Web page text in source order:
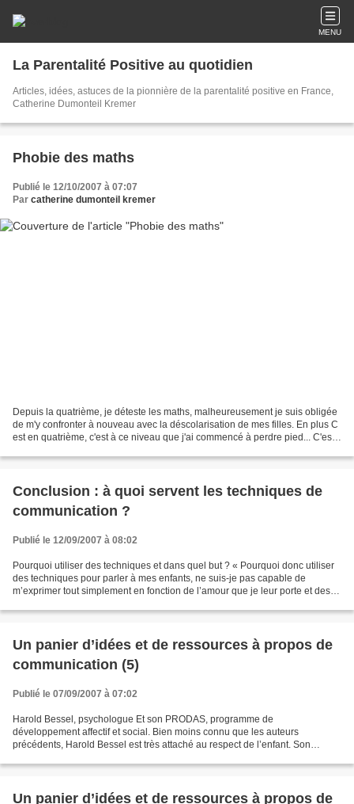
MENU
La Parentalité Positive au quotidien
Articles, idées, astuces de la pionnière de la parentalité positive en France,
Catherine Dumonteil Kremer
Phobie des maths
Publié le 12/10/2007 à 07:07
Par catherine dumonteil kremer
Depuis la quatrième, je déteste les maths, malheureusement je suis obligée
de m'y confronter à nouveau avec la déscolarisation de mes filles. En plus C
est en quatrième, c'est à ce niveau que j'ai commencé à perdre pied... C'est
Conclusion : à quoi servent les techniques de
communication ?
Publié le 12/09/2007 à 08:02
Pourquoi utiliser des techniques et dans quel but ? « Pourquoi donc utiliser
des techniques pour parler à mes enfants, ne suis-je pas capable de
m’exprimer tout simplement en fonction de l’amour que je leur porte et des
Un panier d’idées et de ressources à propos de
communication (5)
Publié le 07/09/2007 à 07:02
Harold Bessel, psychologue Et son PRODAS, programme de
développement affectif et social. Bien moins connu que les auteurs
précédents, Harold Bessel est très attaché au respect de l’enfant. Son
Un panier d’idées et de ressources à propos de